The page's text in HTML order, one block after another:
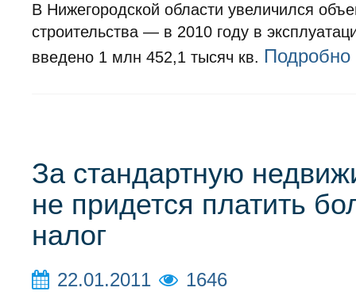
В Нижегородской области увеличился
строительства — в 2010 году в
введено 1 млн 452,1 тысяч кв. Подробно
За стандартную
не придется платить
налог
22.01.2011 1646